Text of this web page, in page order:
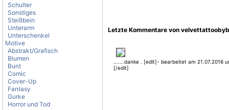
Schulter
Sonstiges
Steißbein
Unterarm
Unterschenkel
Motive
Abstrakt/Grafisch
Blumen
Bunt
Comic
Cover-Up
Fantasy
Gurke
Horror und Tod
Letzte Kommentare von
.......danke . [edit]- bearbeitet am 21.07.2016
[/edit]